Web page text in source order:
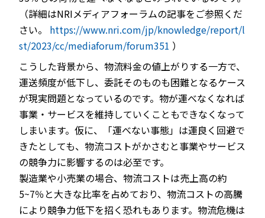
（詳細はNRIメディアフォーラムの記事をご参照くだ
さい。 https://www.nri.com/jp/knowledge/report/l
st/2023/cc/mediaforum/forum351 ）
こうした背景から、物流料金の値上がりする一方で、
運送頻度が低下し、委託そのものも困難となるケース
が現実問題となっているのです。物が運べなくなれば
事業・サービスを維持していくこともできなくなって
しまいます。仮に、「運べない事態」は運良く回避で
きたとしても、物流コストがかさむと事業やサービス
の競争力に影響するのは必至です。
製造業や小売業の場合、物流コストは売上高の約
5~7％と大きな比率を占めており、物流コストの高騰
により競争力低下を招く恐れもあります。物流危機は